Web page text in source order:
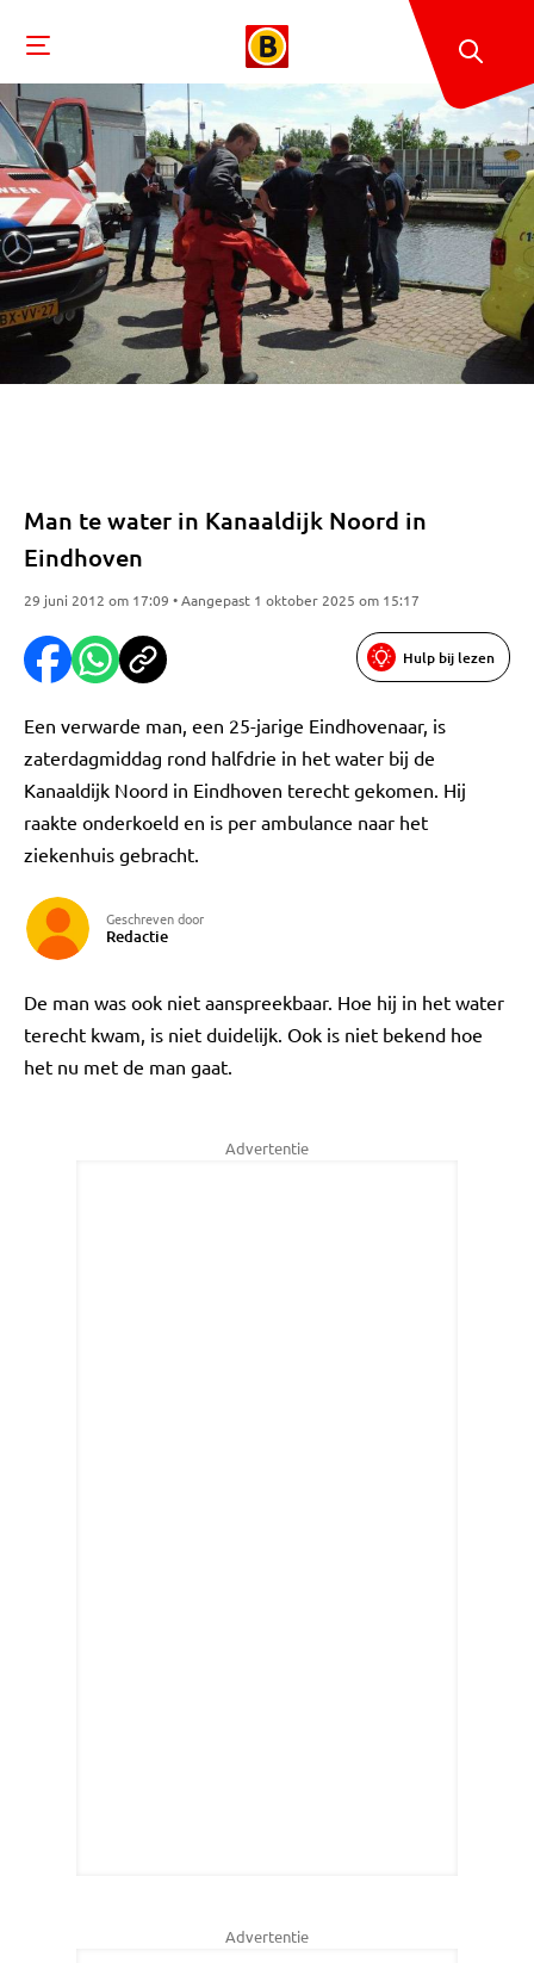
Man te water in Kanaaldijk Noord in
Eindhoven
29 juni 2012 om 17:09 • Aangepast 1 oktober 2025 om 15:17
Hulp bij lezen
Een verwarde man, een 25-jarige Eindhovenaar, is
zaterdagmiddag rond halfdrie in het water bij de
Kanaaldijk Noord in Eindhoven terecht gekomen. Hij
raakte onderkoeld en is per ambulance naar het
ziekenhuis gebracht.
Geschreven door
Redactie
De man was ook niet aanspreekbaar. Hoe hij in het water
terecht kwam, is niet duidelijk. Ook is niet bekend hoe
het nu met de man gaat.
Advertentie
Advertentie